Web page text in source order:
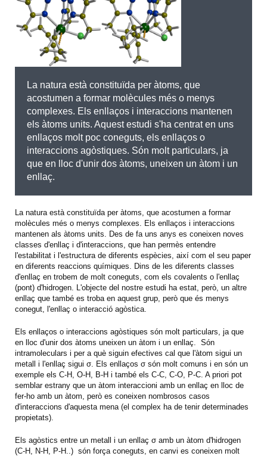
English Español
CERCAR
La natura està constituïda per àtoms, que
acostumen a formar molècules més o menys
complexes. Els enllaços i interaccions mantenen
els àtoms units. Aquest estudi s'ha centrat en uns
enllaços molt poc coneguts, els enllaços o
interaccions agòstiques. Són molt particulars, ja
que en lloc d'unir dos àtoms, uneixen un àtom i un
enllaç.
La natura està constituïda per àtoms, que acostumen a formar
molècules més o menys complexes. Els enllaços i interaccions
mantenen als àtoms units. Des de fa uns anys es coneixen noves
classes d'enllaç i d'interaccions, que han permès entendre
l'estabilitat i l'estructura de diferents espècies, així com el seu paper
en diferents reaccions químiques. Dins de les diferents classes
d'enllaç en trobem de molt coneguts, com els covalents o l'enllaç
(pont) d'hidrogen. L'objecte del nostre estudi ha estat, però, un altre
enllaç que també es troba en aquest grup, però que és menys
conegut, l'enllaç o interacció agòstica.
Els enllaços o interaccions agòstiques són molt particulars, ja que
en lloc d'unir dos àtoms uneixen un àtom i un enllaç. Són
intramoleculars i per a què siguin efectives cal que l'àtom sigui un
metall i l'enllaç sigui σ. Els enllaços σ són molt comuns i en són un
exemple els C-H, O-H, B-H i també els C-C, C-O, P-C. A priori pot
semblar estrany que un àtom interaccioni amb un enllaç en lloc de
fer-ho amb un àtom, però es coneixen nombrosos casos
d'interaccions d'aquesta mena (el complex ha de tenir determinades
propietats).
Els agòstics entre un metall i un enllaç σ amb un àtom d'hidrogen
(C-H, N-H, P-H..) són força coneguts, en canvi es coneixen molt